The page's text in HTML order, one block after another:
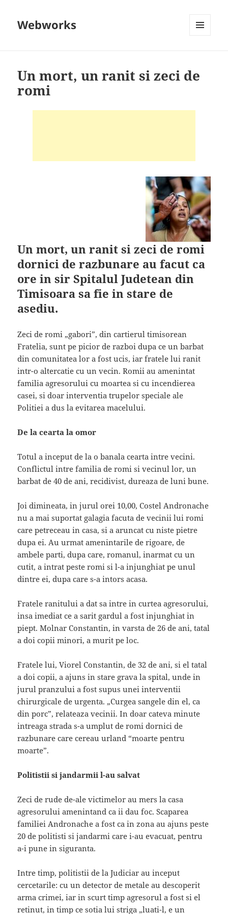
Webworks
Un mort, un ranit si zeci de
romi
Un mort, un ranit si zeci de romi
dornici de razbunare au facut ca
ore in sir Spitalul Judetean din
Timisoara sa fie in stare de
asediu.
Zeci de romi „gabori”, din cartierul timisorean
Fratelia, sunt pe picior de razboi dupa ce un barbat
din comunitatea lor a fost ucis, iar fratele lui ranit
intr-o altercatie cu un vecin. Romii au amenintat
familia agresorului cu moartea si cu incendierea
casei, si doar interventia trupelor speciale ale
Politiei a dus la evitarea macelului.
De la cearta la omor
Totul a inceput de la o banala cearta intre vecini.
Conflictul intre familia de romi si vecinul lor, un
barbat de 40 de ani, recidivist, dureaza de luni bune.
Joi dimineata, in jurul orei 10,00, Costel Andronache
nu a mai suportat galagia facuta de vecinii lui romi
care petreceau in casa, si a aruncat cu niste pietre
dupa ei. Au urmat amenintarile de rigoare, de
ambele parti, dupa care, romanul, inarmat cu un
cutit, a intrat peste romi si l-a injunghiat pe unul
dintre ei, dupa care s-a intors acasa.
Fratele ranitului a dat sa intre in curtea agresorului,
insa imediat ce a sarit gardul a fost injunghiat in
piept. Molnar Constantin, in varsta de 26 de ani, tatal
a doi copii minori, a murit pe loc.
Fratele lui, Viorel Constantin, de 32 de ani, si el tatal
a doi copii, a ajuns in stare grava la spital, unde in
jurul pranzului a fost supus unei interventii
chirurgicale de urgenta. „Curgea sangele din el, ca
din porc”, relateaza vecinii. In doar cateva minute
intreaga strada s-a umplut de romi dornici de
razbunare care cereau urland “moarte pentru
moarte”.
Politistii si jandarmii l-au salvat
Zeci de rude de-ale victimelor au mers la casa
agresorului amenintand ca ii dau foc. Scaparea
familiei Andronache a fost ca in zona au ajuns peste
20 de politisti si jandarmi care i-au evacuat, pentru
a-i pune in siguranta.
Intre timp, politistii de la Judiciar au inceput
cercetarile: cu un detector de metale au descoperit
arma crimei, iar in scurt timp agresorul a fost si el
retinut, in timp ce sotia lui striga „luati-l, e un